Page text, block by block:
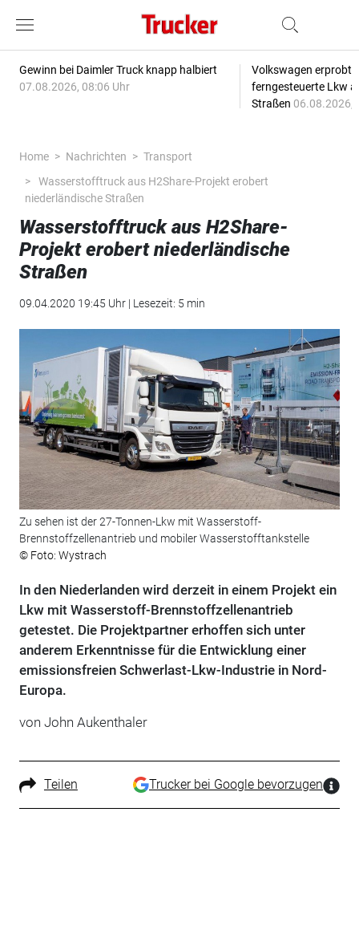
Gewinn bei Daimler Truck knapp halbiert
07.08.2026, 08:06 Uhr
Volkswagen erprobt
ferngesteuerte Lkw
Straßen 06.08.2026,
Home Nachrichten
Transport
Wasserstofftruck aus H2Share-Projekt erobert
niederländische Straßen
Wasserstofftruck aus H2Share-
Projekt erobert niederländische
Straßen
09.04.2020 19:45 Uhr | Lesezeit: 5 min
Zu sehen ist der 27-Tonnen-Lkw mit Wasserstoff-
Brennstoffzellenantrieb und mobiler Wasserstofftankstelle
© Foto: Wystrach
In den Niederlanden wird derzeit in einem Projekt ein
Lkw mit Wasserstoff-Brennstoffzellenantrieb
getestet. Die Projektpartner erhoffen sich unter
anderem Erkenntnisse für die Entwicklung einer
emissionsfreien Schwerlast-Lkw-Industrie in Nord-
Europa.
von John Aukenthaler
Teilen Trucker bei Google bevorzugen